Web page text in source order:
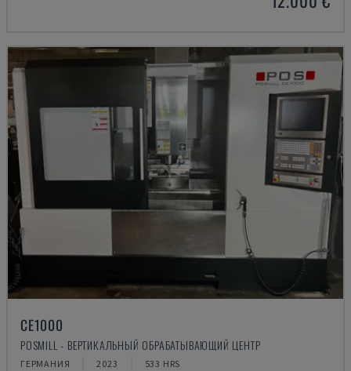
CE1000
POSMILL - ВЕРТИКАЛЬНЫЙ ОБРАБАТЫВАЮЩИЙ ЦЕНТР
ГЕРМАНИЯ 2023 533 HRS